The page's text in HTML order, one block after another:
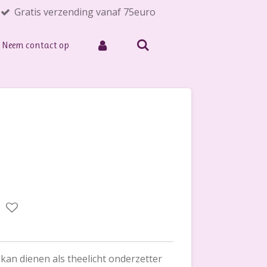
Gratis verzending vanaf 75euro
Neem contact op
dienen als theelicht onderzetter